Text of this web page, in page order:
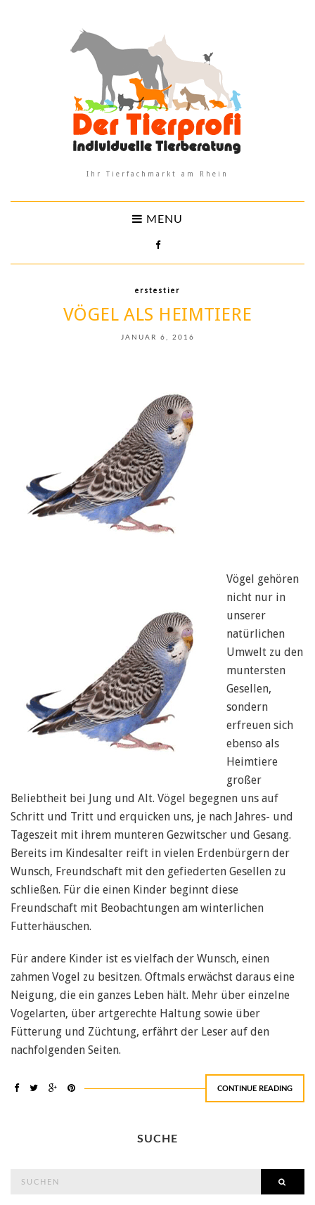
Ihr Tierfachmarkt am Rhein
MENU
erstestier
VÖGEL ALS HEIMTIERE
JANUAR 6, 2016
Vögel gehören
nicht nur in
unserer
natürlichen
Umwelt zu den
muntersten
Gesellen,
sondern
erfreuen sich
ebenso als
Heimtiere
großer
Beliebtheit bei Jung und Alt. Vögel begegnen uns auf
Schritt und Tritt und erquicken uns, je nach Jahres- und
Tageszeit mit ihrem munteren Gezwitscher und Gesang.
Bereits im Kindesalter reift in vielen Erdenbürgern der
Wunsch, Freundschaft mit den gefiederten Gesellen zu
schließen. Für die einen Kinder beginnt diese
Freundschaft mit Beobachtungen am winterlichen
Futterhäuschen.
Für andere Kinder ist es vielfach der Wunsch, einen
zahmen Vogel zu besitzen. Oftmals erwächst daraus eine
Neigung, die ein ganzes Leben hält. Mehr über einzelne
Vogelarten, über artgerechte Haltung sowie über
Fütterung und Züchtung, erfährt der Leser auf den
nachfolgenden Seiten.
CONTINUE READING
SUCHE